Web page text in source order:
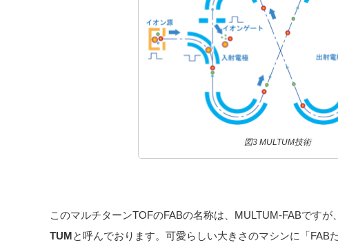
図3 MULTUM技術
このマルチターンTOFのFABの名称は、MULTUM-FABですが
TUMと呼んでおります。可愛らしい大きさのマシンに「FAB